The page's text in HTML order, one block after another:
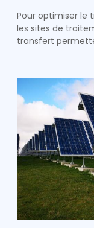
Pour optimiser le
les sites de
transfert